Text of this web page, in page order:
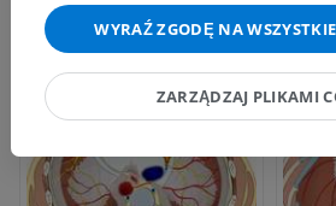
WYRAŹ ZGODĘ NA
ZARZĄDZAJ PLIKAMI